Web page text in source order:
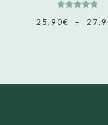
4.85
25,90€ –